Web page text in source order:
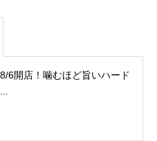
8/6開店！噛むほど旨いハード